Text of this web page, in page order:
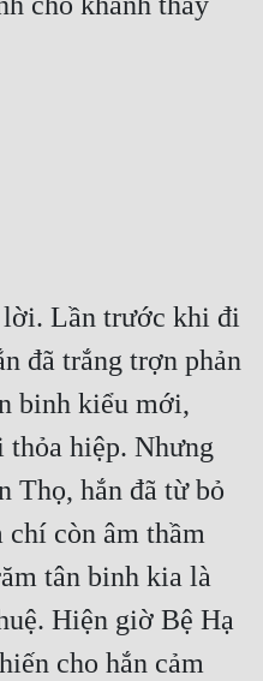
lời. Lần trước khi đi
đã trắng trợn phản
binh kiểu mới,
thỏa hiệp. Nhưng
Thọ, hắn đã từ bỏ
chí còn âm thầm
tân binh kia là
Hiện giờ Bệ Hạ
cho hắn cảm